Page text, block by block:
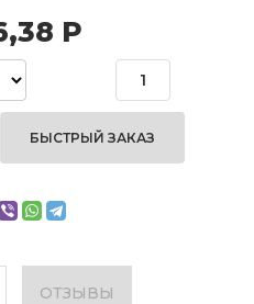
Р
БЫСТРЫЙ ЗАКАЗ
ОТЗЫВЫ